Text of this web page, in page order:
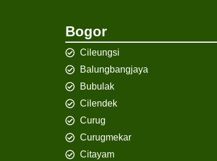
Bogor
Cileungsi
Balungbangjaya
Bubulak
Cilendek
Curug
Curugmekar
Citayam